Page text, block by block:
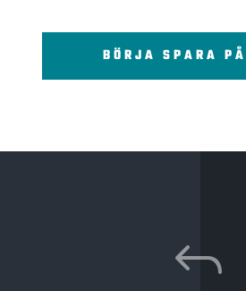
BÖRJA SPARA
J